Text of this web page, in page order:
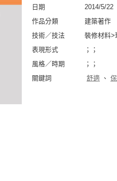
日期 2014/5/22
作品分類 建築著作
技術／技法 裝修材料>珍
表現形式 ；；
風格／時期 ；；
關鍵詞 舒適 、